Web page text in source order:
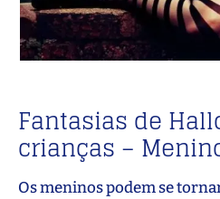
Fantasias de
crianças –
Os meninos podem se